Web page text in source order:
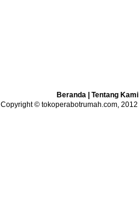
Beranda| Tentang Kami
Copyright © tokoperabotrumah.com,